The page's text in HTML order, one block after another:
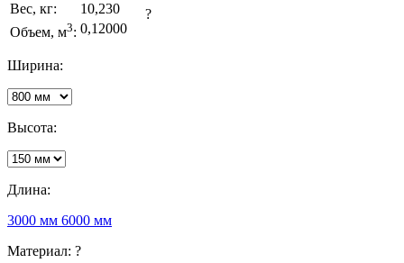
Вес, кг:
10,230
Объем, м3: 0,12000
?
Ширина:
Высота:
Длина:
3000 мм 6000 мм
Материал: ?